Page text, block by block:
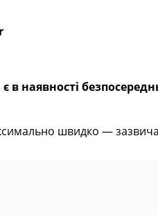
в наявності
швидко —